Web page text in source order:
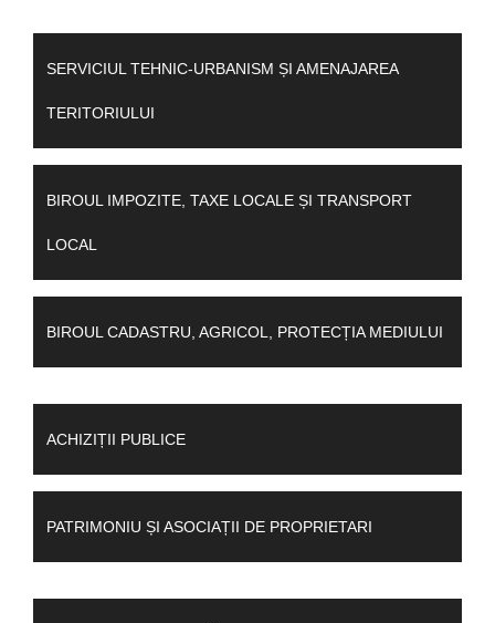
SERVICIUL TEHNIC-URBANISM ȘI AMENAJAREA
TERITORIULUI
BIROUL IMPOZITE, TAXE LOCALE ȘI TRANSPORT
LOCAL
BIROUL CADASTRU, AGRICOL, PROTECȚIA MEDIULUI
ACHIZIȚII PUBLICE
PATRIMONIU ȘI ASOCIAȚII DE PROPRIETARI